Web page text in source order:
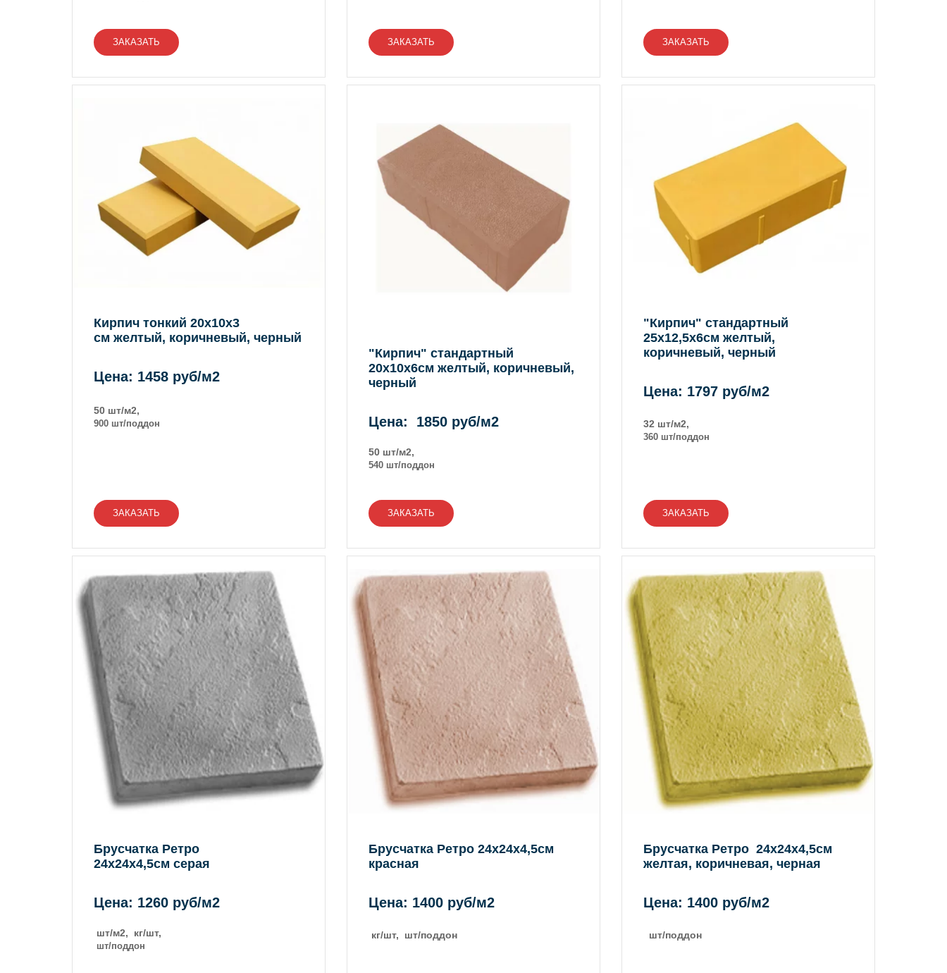
ЗАКАЗАТЬ ЗАКАЗАТЬ ЗАКАЗАТЬ
Кирпич тонкий 20х10х3
см желтый, коричневый, черный
Цена: 1458 руб/м2
50 шт/м2,
900 шт/поддон
ЗАКАЗАТЬ
"Кирпич" стандартный
20х10х6см желтый, коричневый,
черный
Цена: 1850 руб/м2
50 шт/м2,
540 шт/поддон
ЗАКАЗАТЬ
"Кирпич" стандартный
25х12,5х6см желтый,
коричневый, черный
Цена: 1797 руб/м2
32 шт/м2,
360 шт/поддон
ЗАКАЗАТЬ
Брусчатка Ретро
24х24х4,5см серая
Цена: 1260 руб/м2
шт/м2, кг/шт,
шт/поддон
Брусчатка Ретро 24х24х4,5см
красная
Цена: 1400 руб/м2
кг/шт, шт/поддон
Брусчатка Ретро 24х24х4,5см
желтая, коричневая, черная
Цена: 1400 руб/м2
шт/поддон